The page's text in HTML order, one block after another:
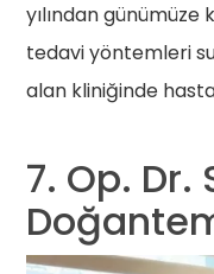
yılından
tedavi yöntemleri
alan kliniğinde
7. Op. Dr.